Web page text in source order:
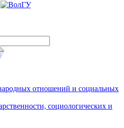
отношений и социальных
социологических и